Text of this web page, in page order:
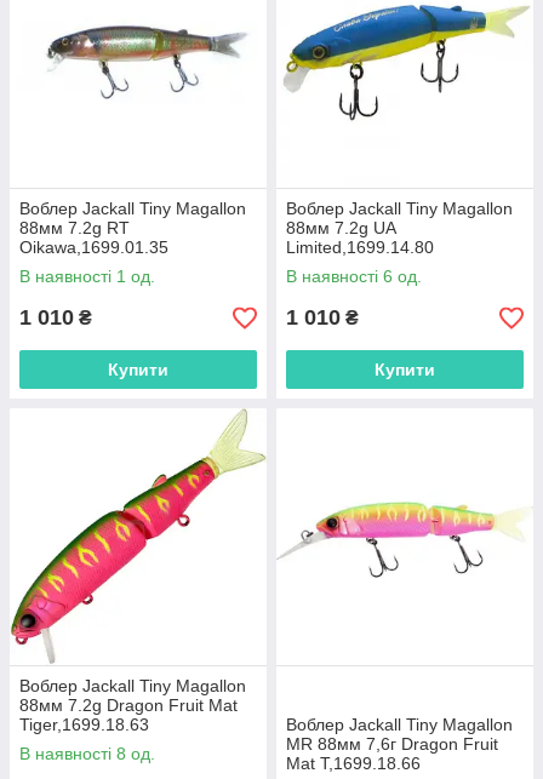
Воблер Jackall Tiny Magallon
88мм 7.2g RT
Oikawa,1699.01.35
В наявності 1 од.
1 010 ₴
Купити
Воблер Jackall Tiny Magallon
88мм 7.2g UA
Limited,1699.14.80
В наявності 6 од.
1 010 ₴
Купити
Воблер Jackall Tiny Magallon
88мм 7.2g Dragon Fruit Mat
Tiger,1699.18.63
В наявності 8 од.
Воблер Jackall Tiny Magallon
MR 88мм 7,6г Dragon Fruit
Mat T,1699.18.66